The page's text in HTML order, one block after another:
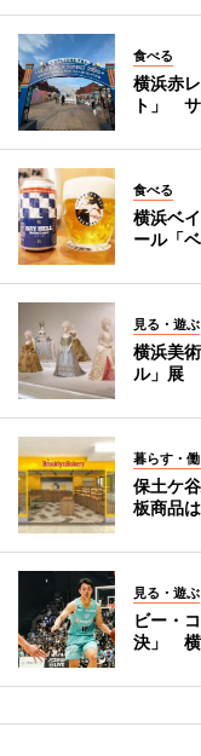
食べる
横浜赤
ト」
食べる
横浜ベ
ール「
見る・遊ぶ
横浜美
ル」展
暮らす・働
保土ケ
板商品
見る・遊ぶ
ビー・
決」 横